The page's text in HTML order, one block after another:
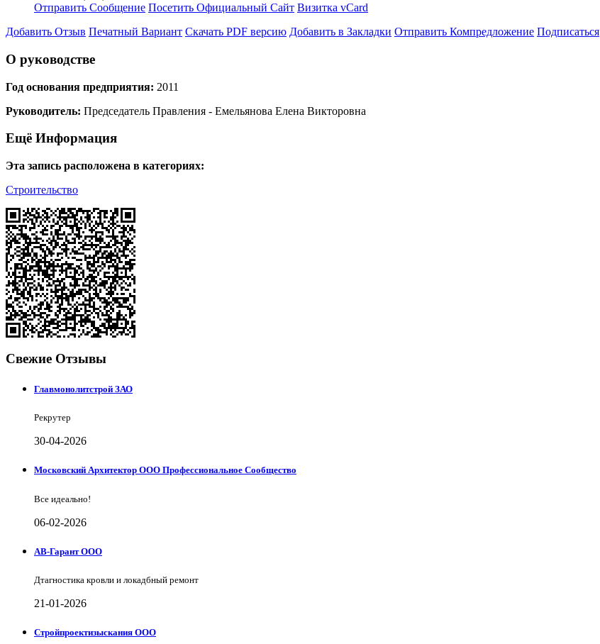
Отправить Сообщение Посетить Официальный Сайт Визитка vCard
Добавить Отзыв Печатный Вариант Скачать PDF версию Добавить в Закладки Отправить Компредложение Подписаться
О руководстве
Год основания предприятия: 2011
Руководитель: Председатель Правления - Емельянова Елена Викторовна
Ещё Информация
Эта запись расположена в категориях:
Строительство
Свежие Отзывы
Главмонолитстрой ЗАО
Рекрутер
30-04-2026
Московский Архитектор ООО Профессиональное Сообщество
Все идеально!
06-02-2026
АВ-Гарант ООО
Дтагностика кровли и локадбный ремонт
21-01-2026
Стройпроектизыскания ООО